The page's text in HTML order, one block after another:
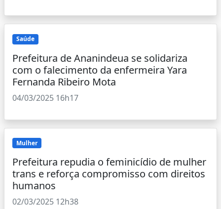
Saúde
Prefeitura de Ananindeua se solidariza
com o falecimento da enfermeira Yara
Fernanda Ribeiro Mota
04/03/2025 16h17
Mulher
Prefeitura repudia o feminicídio de mulher
trans e reforça compromisso com direitos
humanos
02/03/2025 12h38